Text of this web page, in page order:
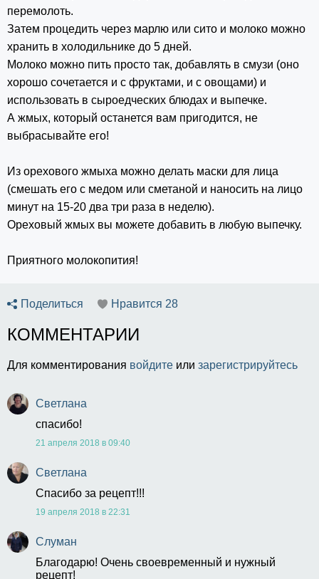
перемолоть.
Затем процедить через марлю или сито и молоко можно
хранить в холодильнике до 5 дней.
Молоко можно пить просто так, добавлять в смузи (оно
хорошо сочетается и с фруктами, и с овощами) и
использовать в сыроедческих блюдах и выпечке.
А жмых, который останется вам пригодится, не
выбрасывайте его!
Из орехового жмыха можно делать маски для лица
(смешать его с медом или сметаной и наносить на лицо
минут на 15-20 два три раза в неделю).
Ореховый жмых вы можете добавить в любую выпечку.
Приятного молокопития!
Поделиться Нравится 28
КОММЕНТАРИИ
Для комментирования войдите или зарегистрируйтесь
Светлана
спасибо!
21 апреля 2018 в 09:40
Светлана
Спасибо за рецепт!!!
19 апреля 2018 в 22:31
Слуман
Благодарю! Очень своевременный и нужный
рецепт!